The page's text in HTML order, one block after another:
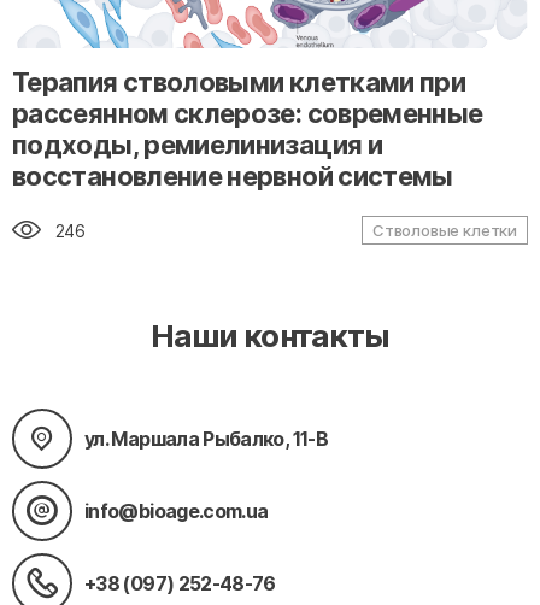
" alt="loading" class="img-responsive"/>
Терапия стволовыми клетками при
рассеянном склерозе: современные
подходы, ремиелинизация и
восстановление нервной системы
246 Стволовые клетки
Наши контакты
ул. Маршала Рыбалко, 11-В
info@bioage.com.ua
+38 (097) 252-48-76